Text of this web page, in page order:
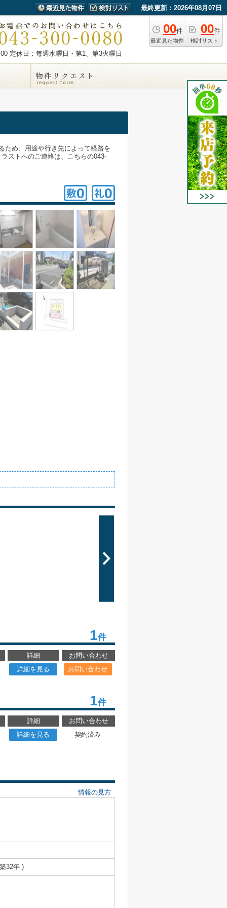
最終更新：2026年08月07日
00件
最近見た物件
00件
検討リスト
定休日：毎週水曜日・第1、第3火曜日
ため、用途や行き先によって経路を
ストへのご連絡は、こちらの043-
1件
詳細
お問い合わせ
詳細を見る お問い合わせ
1件
詳細
お問い合わせ
詳細を見る
契約済み
情報の見方
32年 )